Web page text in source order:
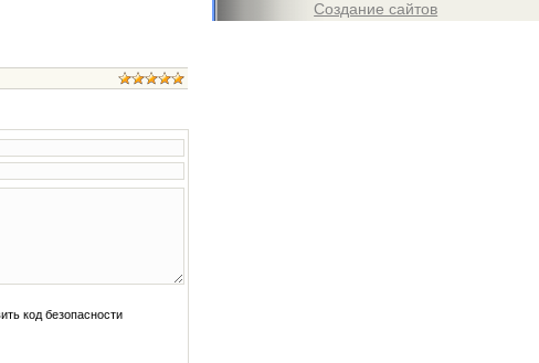
Создание сайтов